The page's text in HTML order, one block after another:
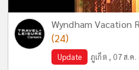
Wyndham Vacation
(24)
Update ภูเก็ต , 07 ส.ค.